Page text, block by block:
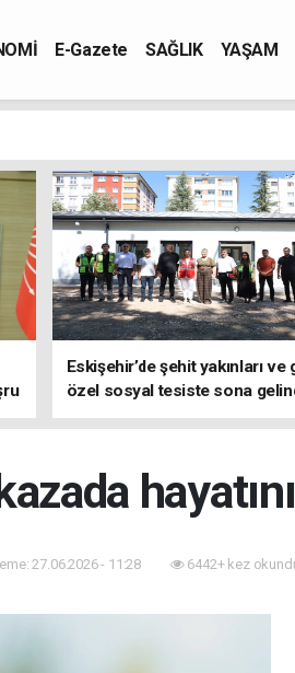
E-Gazete SAĞLIK YAŞAM
Eskişehir’de şehit yakınları ve
özel sosyal tesiste sona
27.06.2026 - 11:28 6442+ kez